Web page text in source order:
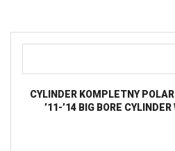
CYLINDER KOMPLETNY
’11-’14 BIG BORE CYLINDER